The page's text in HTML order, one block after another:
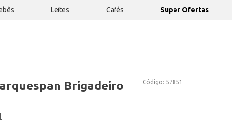
Leites Cafés Super Ofertas
Código: 57851
Brigadeiro